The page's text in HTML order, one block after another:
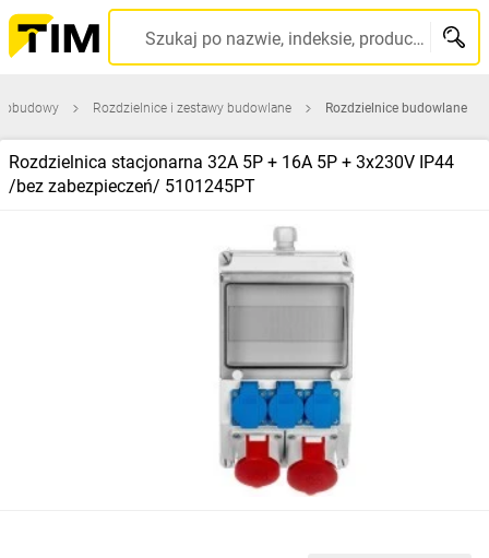
Szukaj po nazwie, indeksie, producencie, kodzie kreskowym...
obudowy Rozdzielnice i zestawy budowlane Rozdzielnice budowlane
Rozdzielnica stacjonarna 32A 5P + 16A 5P + 3x230V IP44
/bez zabezpieczeń/ 5101245PT